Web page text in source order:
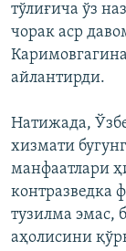
тўлиғича ўз
чорак аср
айлантирди.
Натижада,
хизмати
манфаатлари
контразведка
тузилма эмас,
аҳолисини